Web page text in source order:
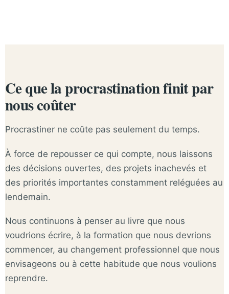
Ce que la procrastination finit par
nous coûter
Procrastiner ne coûte pas seulement du temps.
À force de repousser ce qui compte, nous laissons
des décisions ouvertes, des projets inachevés et
des priorités importantes constamment reléguées au
lendemain.
Nous continuons à penser au livre que nous
voudrions écrire, à la formation que nous devrions
commencer, au changement professionnel que nous
envisageons ou à cette habitude que nous voulions
reprendre.